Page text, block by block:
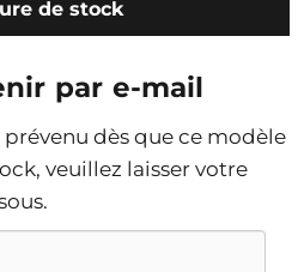
de stock
par e-mail
prévenu dès que ce modèle
veuillez laisser votre